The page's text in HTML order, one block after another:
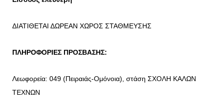
ΔΙΑΤΙΘΕΤΑΙ ΔΩΡΕΑΝ ΧΩΡΟΣ ΣΤΑΘΜΕΥΣΗΣ
ΠΛΗΡΟΦΟΡΙΕΣ ΠΡΟΣΒΑΣΗΣ:
Λεωφορεία: 049 (Πειραιάς-Ομόνοια), στάση ΣΧΟΛΗ ΚΑΛΩΝ
ΤΕΧΝΩΝ